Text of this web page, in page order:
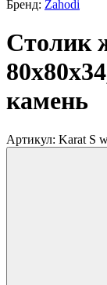
Бренд: Zahodi
Столик
камень
Артикул: Karat S